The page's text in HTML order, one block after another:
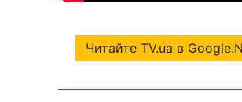
Читайте TV.ua в